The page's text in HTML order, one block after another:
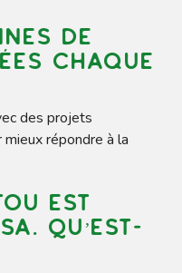
de
chaque
des projets
répondre à la
est
Qu’est-